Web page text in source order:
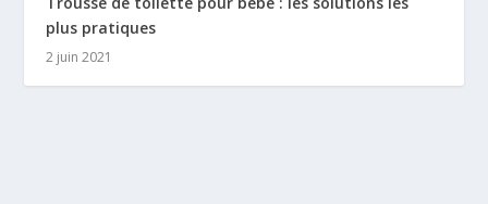
plus pratiques
2 juin 2021